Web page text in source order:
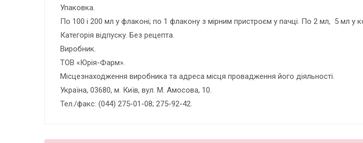
Упаковка.
По 100 і 200 мл у флаконі; по 1 флакону з мірним пристроєм у пачці. По 2 мл, 5 мл у
Категорія відпуску. Без рецепта.
Виробник.
ТОВ «Юрія-Фарм».
Місцезнаходження виробника та адреса місця провадження його діяльності.
Україна, 03680, м. Київ, вул. М. Амосова, 10.
Тел./факс: (044) 275-01-08; 275-92-42.